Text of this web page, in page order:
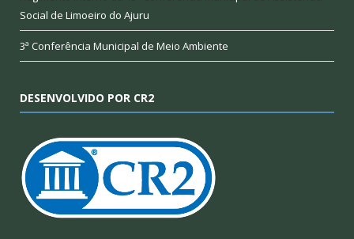
Social de Limoeiro do Ajuru
3ª Conferência Municipal de Meio Ambiente
DESENVOLVIDO POR CR2